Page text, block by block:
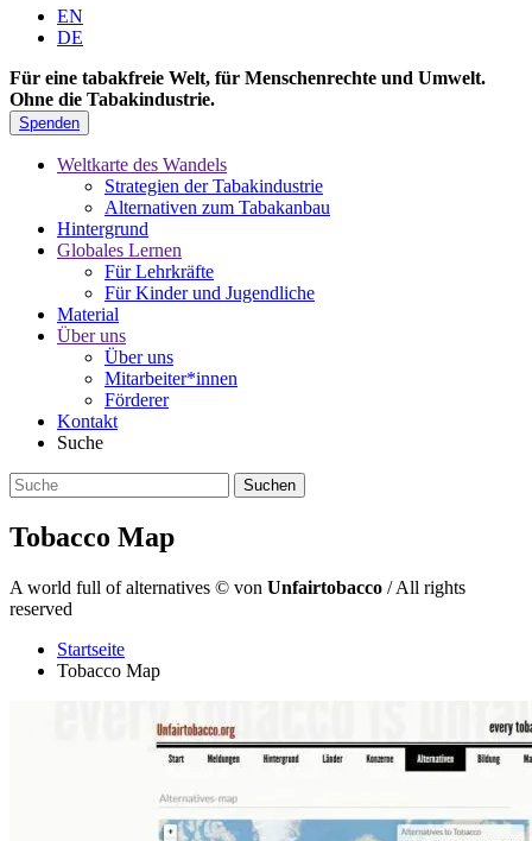
EN
DE
Für eine tabakfreie Welt, für Menschenrechte und Umwelt.
Ohne die Tabakindustrie.
Spenden
Weltkarte des Wandels
Strategien der Tabakindustrie
Alternativen zum Tabakanbau
Hintergrund
Globales Lernen
Für Lehrkräfte
Für Kinder und Jugendliche
Material
Über uns
Über uns
Mitarbeiter*innen
Förderer
Kontakt
Suche
Tobacco Map
A world full of alternatives © von Unfairtobacco / All rights
reserved
Startseite
Tobacco Map